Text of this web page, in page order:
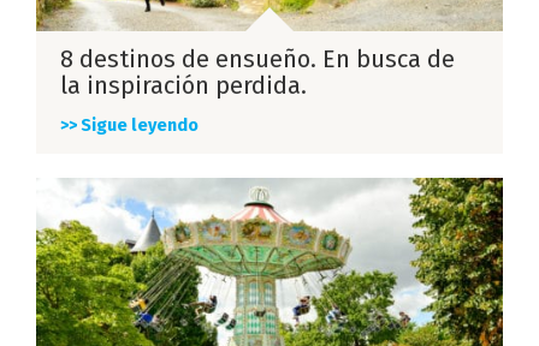
8 destinos de ensueño. En busca de
la inspiración perdida.
>> Sigue leyendo